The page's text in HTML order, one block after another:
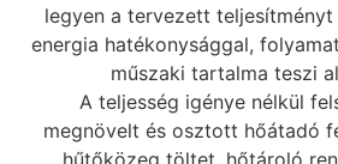
legyen a tervezett
energia hatékonysággal,
műszaki tartalma teszi
A teljesség igénye nélkül
megnövelt és osztott hőátadó
hűtőközeg töltet, hőtároló